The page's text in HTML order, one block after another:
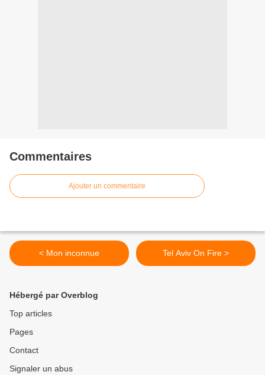
Commentaires
Ajouter un commentaire
< Mon inconnue Tel Aviv On Fire >
Hébergé par Overblog
Top articles
Pages
Contact
Signaler un abus